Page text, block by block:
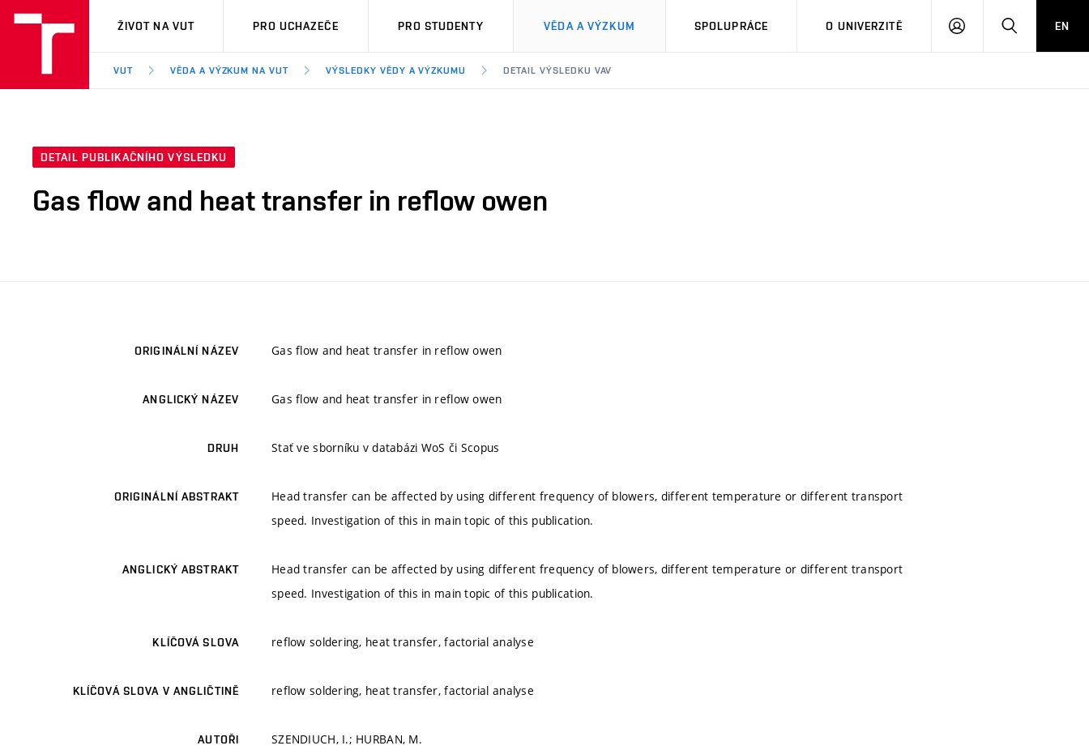
VUT
ŽIVOT NA VUT PRO UCHAZEČE PRO STUDENTY VĚDA A VÝZKUM SPOLUPRÁCE O UNIVERZITĚ
PŘIHLÁSIT HLEDATEN
VUT VĚDA A VÝZKUM NA VUT VÝSLEDKY VĚDY A VÝZKUMU DETAIL VÝSLEDKU VAV
DETAIL PUBLIKAČNÍHO VÝSLEDKU
Gas flow and heat transfer in reflow owen
ORIGINÁLNÍ NÁZEV Gas flow and heat transfer in reflow owen
ANGLICKÝ NÁZEV Gas flow and heat transfer in reflow owen
DRUH Stať ve sborníku v databázi WoS či Scopus
ORIGINÁLNÍ ABSTRAKT
Head transfer can be affected by using different frequency of blowers, different temperature or different transport
speed. Investigation of this in main topic of this publication.
ANGLICKÝ ABSTRAKT
Head transfer can be affected by using different frequency of blowers, different temperature or different transport
speed. Investigation of this in main topic of this publication.
KLÍČOVÁ SLOVA reflow soldering, heat transfer, factorial analyse
KLÍČOVÁ SLOVA V ANGLIČTINĚ reflow soldering, heat transfer, factorial analyse
AUTOŘI SZENDIUCH, I.; HURBAN, M.